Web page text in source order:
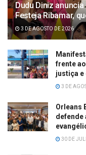
Dudu Diniz
Festeja Ribamar,
3 DE AGOSTO DE 2026
frente
justiça
3 DE
Orleans
defende
30 DE